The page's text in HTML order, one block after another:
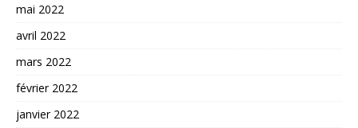
mai 2022
avril 2022
mars 2022
février 2022
janvier 2022